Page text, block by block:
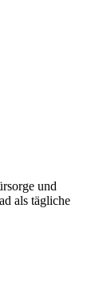
und
als tägliche